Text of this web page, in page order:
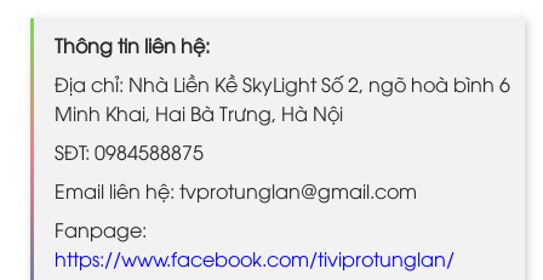
Thông tin liên hệ:
Địa chỉ: Nhà Liền Kề SkyLight Số 2, ngõ hoà bình 6
Minh Khai, Hai Bà Trưng, Hà Nội
SĐT: 0984588875
Email liên hệ: tvprotunglan@gmail.com
Fanpage:
https://www.facebook.com/tiviprotunglan/